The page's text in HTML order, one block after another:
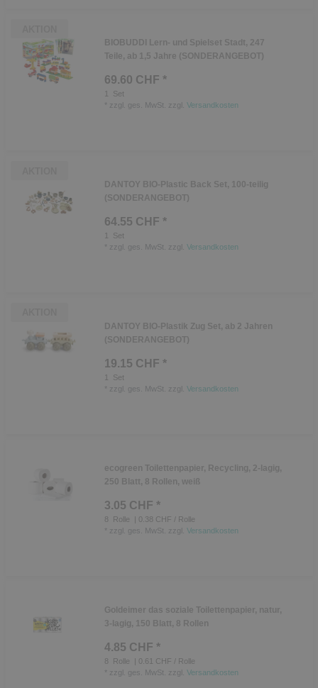
BIOBUDDI Lern- und Spielset Stadt, 247
Teile, ab 1,5 Jahre (SONDERANGEBOT)
69.60 CHF *
1
Set
zzgl. ges. MwSt. zzgl. Versandkosten
DANTOY BIO-Plastic Back Set, 100-teilig
(SONDERANGEBOT)
64.55 CHF *
1
Set
zzgl. ges. MwSt. zzgl. Versandkosten
DANTOY BIO-Plastik Zug Set, ab 2 Jahren
(SONDERANGEBOT)
19.15 CHF *
1
Set
zzgl. ges. MwSt. zzgl. Versandkosten
ecogreen Toilettenpapier, Recycling, 2-lagig,
250 Blatt, 8 Rollen, weiß
3.05 CHF *
8 Rolle
| 0.38 CHF / Rolle
zzgl. ges. MwSt. zzgl. Versandkosten
Goldeimer das soziale Toilettenpapier, natur,
3-lagig, 150 Blatt, 8 Rollen
4.85 CHF *
8 Rolle
| 0.61 CHF / Rolle
zzgl. ges. MwSt. zzgl. Versandkosten